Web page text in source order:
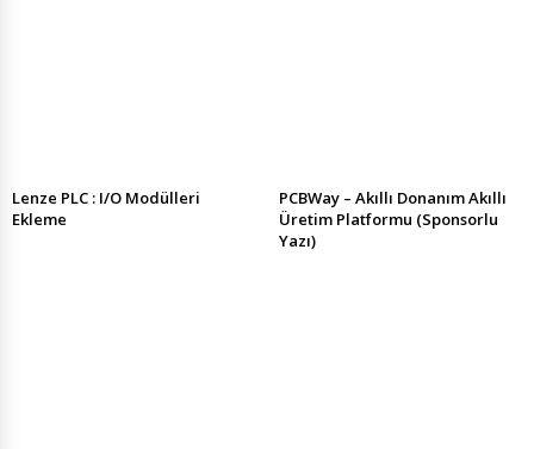
Lenze PLC : I/O Modülleri
Ekleme
PCBWay – Akıllı Donanım Akıllı
Üretim Platformu (Sponsorlu
Yazı)